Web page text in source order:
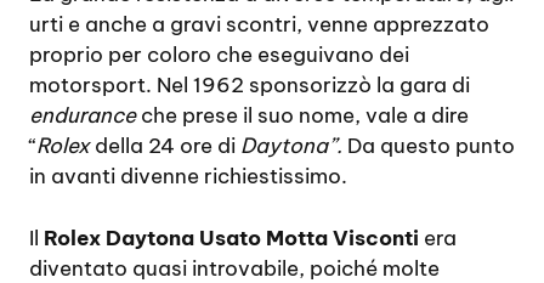
urti e anche a gravi scontri, venne apprezzato
proprio per coloro che eseguivano dei
motorsport. Nel 1962 sponsorizzò la gara di
enduranceche prese il suo nome, vale a dire
“Rolexdella 24 ore di Daytona”. Da questo punto
in avanti divenne richiestissimo.
Il Rolex Daytona Usato Motta Visconti era
diventato quasi introvabile, poiché molte